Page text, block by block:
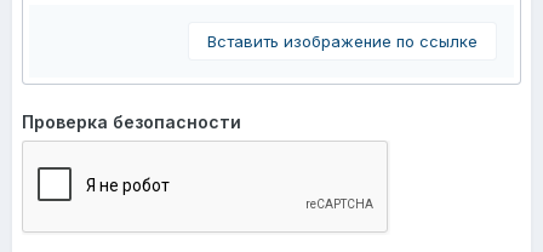
Вставить изображение по ссылке
Проверка безопасности